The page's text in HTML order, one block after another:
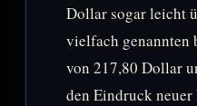
Dollar sogar leicht
vielfach
von 217,80 Dollar
den Eindruck